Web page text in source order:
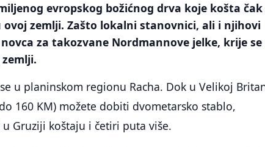
evropskog božićnog drva koje košta čak
zemlji. Zašto lokalni stanovnici, ali i njihovi
za takozvane Nordmannove jelke, krije se
u planinskom regionu Racha. Dok u Velikoj
160 KM) možete dobiti dvometarsko stablo,
Gruziji koštaju i četiri puta više.